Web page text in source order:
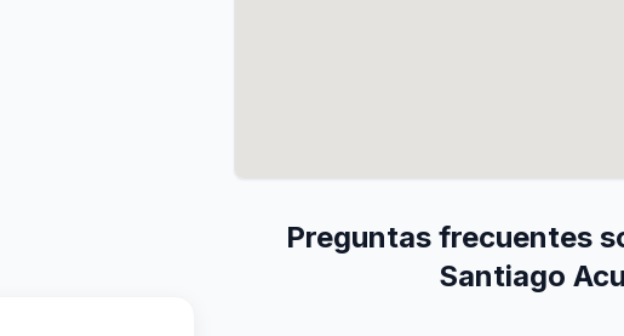
Preguntas frecuentes
Santiago